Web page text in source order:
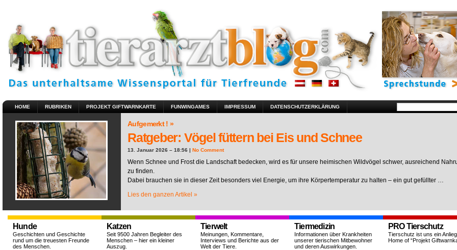
HOME RUBRIKEN PROJEKT GIFTWARNKARTE FUNWINGAMES IMPRESSUM DATENSCHUTZERKLÄRUNG
Aufgemerkt ! »
Ratgeber: Vögel füttern bei Eis und Schnee
13. Januar 2026 – 18:56 | No Comment
Wenn Schnee und Frost die Landschaft bedecken, wird es für unsere heimischen Wildvögel schwer, ausreichend
zu finden.
Dabei brauchen sie in dieser Zeit besonders viel Energie, um ihre Körpertemperatur zu halten – ein gut gefüllter …
Lies den ganzen Artikel »
Hunde
Geschichten und Geschichte
rund um die treuesten Freunde
des Menschen.
Katzen
Seit 9500 Jahren Begleiter des
Menschen – hier ein kleiner
Auszug.
Tierwelt
Meinungen, Kommentare,
Interviews und Berichte aus der
Welt der Tiere.
Tiermedizin
Informationen über Krankheiten
unserer tierischen Mitbewohner
und deren Auswirkungen.
PRO Tierschutz
Tierschutz ist uns ein
Home of “Projekt